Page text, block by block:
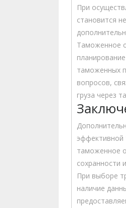
При
становится
Таможенное
таможенных
вопросов,
груза через
эффективной
таможенное
сохранности
При выборе
наличие